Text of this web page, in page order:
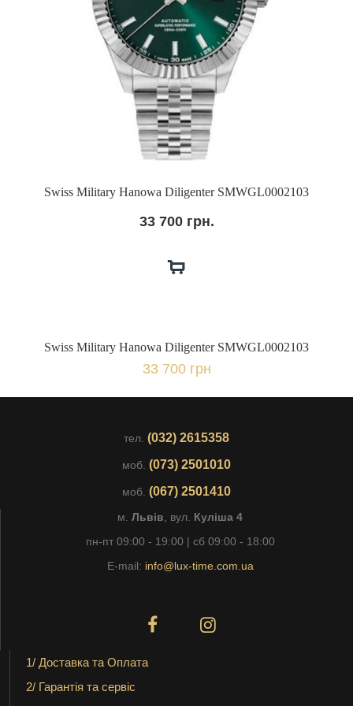
Swiss Military Hanowa Diligenter SMWGL0002103
33 700 грн.
Swiss Military Hanowa Diligenter SMWGL0002103
33 700 грн
тел. (032) 2615358
моб. (073) 2501010
моб. (067) 2501410
м. Львів , вул. Куліша 4
пн-пт 09:00 - 19:00 | сб 09:00 - 18:00
E-mail: info@lux-time.com.ua
1/ Доставка та Оплата
2/ Гарантія та сервіс